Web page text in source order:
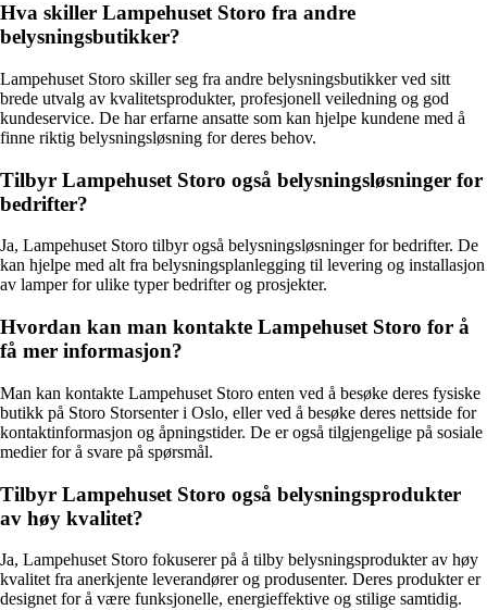
Hva skiller Lampehuset Storo fra andre
belysningsbutikker?
Lampehuset Storo skiller seg fra andre belysningsbutikker ved sitt
brede utvalg av kvalitetsprodukter, profesjonell veiledning og god
kundeservice. De har erfarne ansatte som kan hjelpe kundene med å
finne riktig belysningsløsning for deres behov.
Tilbyr Lampehuset Storo også belysningsløsninger for
bedrifter?
Ja, Lampehuset Storo tilbyr også belysningsløsninger for bedrifter. De
kan hjelpe med alt fra belysningsplanlegging til levering og installasjon
av lamper for ulike typer bedrifter og prosjekter.
Hvordan kan man kontakte Lampehuset Storo for å
få mer informasjon?
Man kan kontakte Lampehuset Storo enten ved å besøke deres fysiske
butikk på Storo Storsenter i Oslo, eller ved å besøke deres nettside for
kontaktinformasjon og åpningstider. De er også tilgjengelige på sosiale
medier for å svare på spørsmål.
Tilbyr Lampehuset Storo også belysningsprodukter
av høy kvalitet?
Ja, Lampehuset Storo fokuserer på å tilby belysningsprodukter av høy
kvalitet fra anerkjente leverandører og produsenter. Deres produkter er
designet for å være funksjonelle, energieffektive og stilige samtidig.